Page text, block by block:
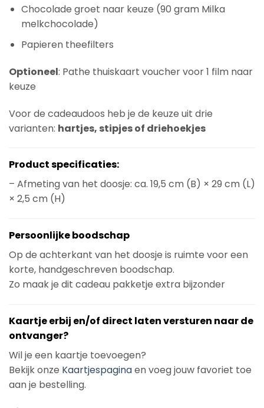
Chocolade groet naar keuze (90 gram Milka
melkchocolade)
Papieren theefilters
Optioneel: Pathe thuiskaart voucher voor 1 film naar
keuze
Voor de cadeaudoos heb je de keuze uit drie
varianten: hartjes, stipjes of driehoekjes
Product specificaties:
– Afmeting van het doosje: ca. 19,5 cm (B) × 29 cm (L)
× 2,5 cm (H)
Persoonlijke boodschap
Op de achterkant van het doosje is ruimte voor een
korte, handgeschreven boodschap.
Zo maak je dit cadeau pakketje extra bijzonder
Kaartje erbij en/of direct laten versturen naar de
ontvanger?
Wil je een kaartje toevoegen?
Bekijk onze Kaartjespaginaen voeg jouw favoriet toe
aan je bestelling.